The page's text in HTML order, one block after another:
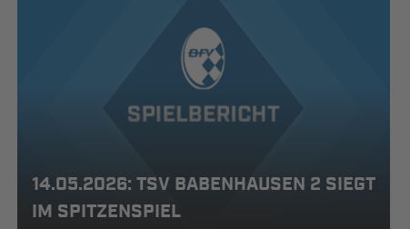
14.05.2026: TSV BABENHAUSEN 2 SIEGT
IM SPITZENSPIEL